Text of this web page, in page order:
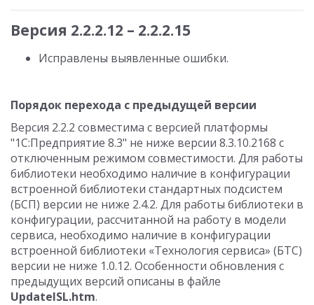
Версия 2.2.2.12 – 2.2.2.15
Исправлены выявленные ошибки.
Порядок перехода с предыдущей версии
Версия 2.2.2 совместима с версией платформы
"1С:Предприятие 8.3" не ниже версии 8.3.10.2168 с
отключенным режимом совместимости. Для работы
библиотеки необходимо наличие в конфигурации
встроенной библиотеки стандартных подсистем
(БСП) версии не ниже 2.4.2. Для работы библиотеки в
конфигурации, рассчитанной на работу в модели
сервиса, необходимо наличие в конфигурации
встроенной библиотеки «Технология сервиса» (БТС)
версии не ниже 1.0.12. Особенности обновления с
предыдущих версий описаны в файле
UpdateISL.htm.